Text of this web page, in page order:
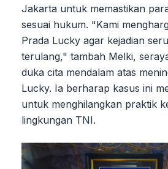
Jakarta untuk memastikan
sesuai hukum. "Kami
Prada Lucky agar kejadian
terulang," tambah Melki,
duka cita mendalam atas
Lucky. Ia berharap kasus ini
untuk menghilangkan praktik
lingkungan TNI.